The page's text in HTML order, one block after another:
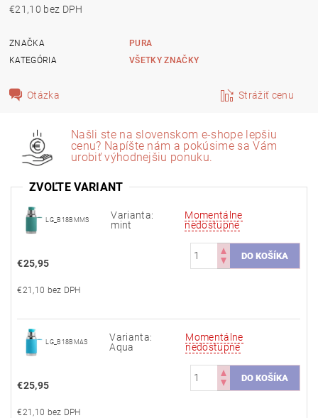
€21,10 bez DPH
ZNAČKA
PURA
KATEGÓRIA
VŠETKY ZNAČKY
Otázka Strážiť cenu
Našli ste na slovenskom e-shope lepšiu
cenu? Napíšte nám a pokúsime sa Vám
urobiť výhodnejšiu ponuku.
ZVOĽTE VARIANT
LG_B18BMMS
Varianta:
mint
Momentálne
nedostupné
€25,95
€21,10 bez DPH
LG_B18BMAS
Varianta:
Aqua
Momentálne
nedostupné
€25,95
€21,10 bez DPH